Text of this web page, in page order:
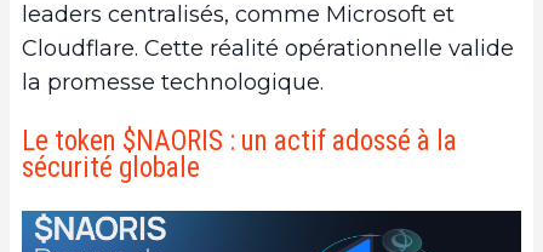
leaders centralisés, comme Microsoft et
Cloudflare. Cette réalité opérationnelle valide
la promesse technologique.
Le token $NAORIS : un actif adossé à la
sécurité globale